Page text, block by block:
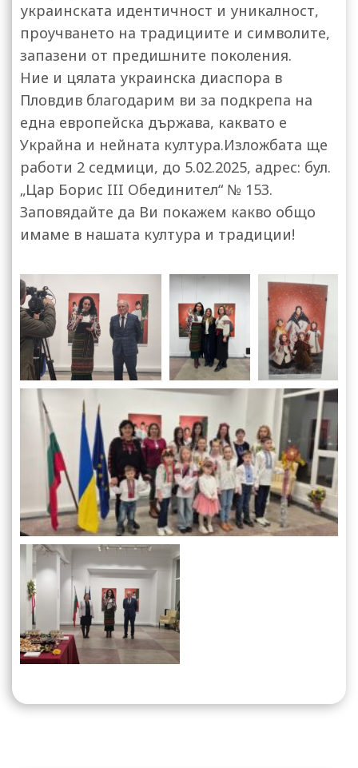
украинската идентичност и уникалност,
проучването на традициите и символите,
запазени от предишните поколения.
Ние и цялата украинска диаспора в
Пловдив благодарим ви за подкрепа на
една европейска държава, каквато е
Украйна и нейната култура.Изложбата ще
работи 2 седмици, до 5.02.2025, адрес: бул.
„Цар Борис III Обединител“ № 153.
Заповядайте да Ви покажем какво общо
имаме в нашата култура и традиции!